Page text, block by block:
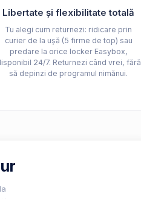
Libertate și flexibilitate totală
Tu alegi cum returnezi: ridicare prin
curier de la ușă (5 firme de top) sau
predare la orice locker Easybox,
24/7. Returnezi când vrei, fără
să depinzi de programul nimănui.